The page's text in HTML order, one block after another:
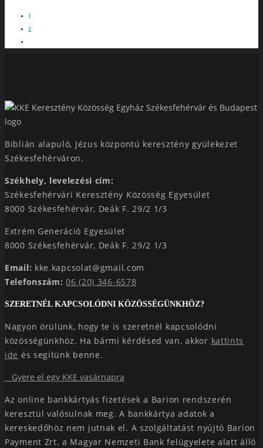
1
2
Biblián alapuló, Jézus központú keresztény gyülekezet
Székesfehérváron.
Székhely, levelezési cím:
Székesfehérvári Keresztény Közösség Egyesület
8000 Székesfehérvár, Deák F. 29/2 1/3
Extrém Generáció Egyesület
8000 Székesfehérvár, Deák F. 29/2 1/3
Email: kke.kapcsolat@gmail.com
Telefonszám: 06 (20) 346-6578
SZERETNÉL KAPCSOLÓDNI KÖZÖSSÉGÜNKHÖZ?
Nagyon örülünk, hogy te is szeretnél kapcsolódni
közösségünkhöz. Ha bármi kérdésed van, akkor kattints
ide és segítünk benne.
Gyere el egy KKE vasárnapra
Az online bankkártyás fizetések a Barion rendszerén
keresztül valósulnak meg. A bankkártya adatok a
kereskedőhöz nem jutnak el. A szolgáltatást nyújtó Barion
Payment Zrt. a Magyar Nemzeti Bank felügyelete alatt álló